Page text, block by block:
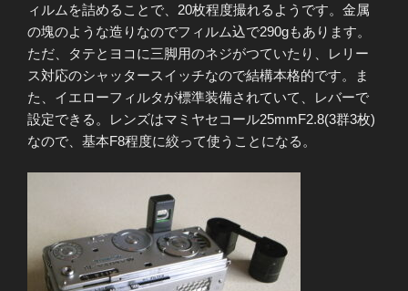
ィルムを詰めることで、20枚程度撮れるようです。金属
の塊のような造りなのでフィルム込で290gもあります。
ただ、タテとヨコに三脚用のネジがつていたり、レリー
ス対応のシャッタースイッチなので結構本格的です。ま
た、イエローフィルタが標準装備されていて、レバーで
設定できる。レンズはマミヤセコール25mmF2.8(3群3枚)
なので、基本F8程度に絞って使うことになる。